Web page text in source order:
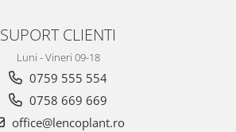
SUPORT CLIENTI
Luni - Vineri 09-18
0759 555 554
0758 669 669
office@lencoplant.ro